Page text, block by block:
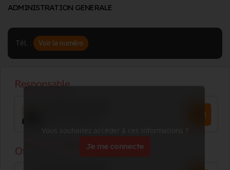
ADMINISTRATION GENERALE
Tél. : Voir le numéro
Vous souhaitez accéder à ces informations ?
Je me connecte